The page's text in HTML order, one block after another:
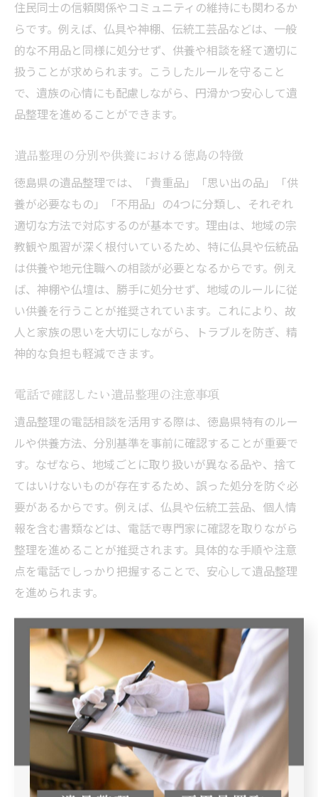
住民同士の信頼関係やコミュニティの維持にも関わるか
らです。例えば、仏具や神棚、伝統工芸品などは、一般
的な不用品と同様に処分せず、供養や相談を経て適切に
扱うことが求められます。こうしたルールを守ること
で、遺族の心情にも配慮しながら、円滑かつ安心して遺
品整理を進めることができます。
遺品整理の分別や供養における徳島の特徴
徳島県の遺品整理では、「貴重品」「思い出の品」「供
養が必要なもの」「不用品」の4つに分類し、それぞれ
適切な方法で対応するのが基本です。理由は、地域の宗
教観や風習が深く根付いているため、特に仏具や伝統品
は供養や地元住職への相談が必要となるからです。例え
ば、神棚や仏壇は、勝手に処分せず、地域のルールに従
い供養を行うことが推奨されています。これにより、故
人と家族の思いを大切にしながら、トラブルを防ぎ、精
神的な負担も軽減できます。
電話で確認したい遺品整理の注意事項
遺品整理の電話相談を活用する際は、徳島県特有のルー
ルや供養方法、分別基準を事前に確認することが重要で
す。なぜなら、地域ごとに取り扱いが異なる品や、捨て
てはいけないものが存在するため、誤った処分を防ぐ必
要があるからです。例えば、仏具や伝統工芸品、個人情
報を含む書類などは、電話で専門家に確認を取りながら
整理を進めることが推奨されます。具体的な手順や注意
点を電話でしっかり把握することで、安心して遺品整理
を進められます。
徳島の伝統や風習が遺品整理に与える影響
徳島県では、地域の伝統や風習が遺品整理の進め方に大
きな影響を与えます。理由は、仏事や供養、地域コミュ
ニティとの関わりが深く、遺族や近隣住民との調和が重
視されるからです。例えば、仏壇や神棚の処分には、地
元の寺院や神社に相談し、供養を行うことが一般的で
す。こうした伝統や風習を尊重することで、故人や家族
の思いを大切にし、地域社会との円滑な関係を維持しな